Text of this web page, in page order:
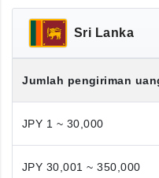
Sri Lanka
Jumlah pengiriman
JPY 1 ~ 30,000
JPY 30,001 ~ 350,000